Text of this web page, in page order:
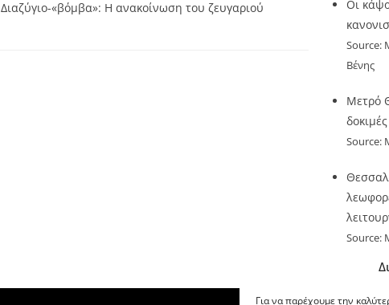
Για να παρέχουμε την
Διαζύγιο-«βόμβα»: Η ανακοίνωση του ζευγαριού
Οι
Source:
Βένης
Μετρό
Source:
Source: